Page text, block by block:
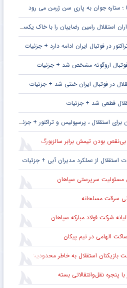
؛ ستاره جوان به پاری سن ژرمن می رود
رامین رضاییان را با خاک یکسان کرد + جزئیات
در فوتبال ایران ادامه دارد + جزئیات
اروگوئه مشخص شد + جزئیات
در فوتبال ایران خنثی شد + جزئیات
قطعی شد + جزئیات
استقلال ، پرسپولیس و تراکتور + جزئیات
بی‌نقص بودن تیمش برابر سالزبورگ
استقلال از عملکرد مدیران آبی + جزئیات
سرپرستی سپاهان
سرقت مسلحانه
شرکت فولاد مبارکه سپاهان
الهامی در تیم پیکان
استقلال به خاطر محدودیت نقل‌وانتقالاتی
پنجره نقل‌وانتقالاتی بسته